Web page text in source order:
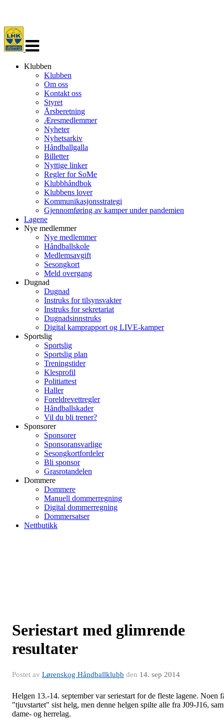
navigasjon
Klubben
Klubben
Om oss
Kontakt oss
Styret
Årsberetning
Æresmedlemmer
Nyheter
Nyhetsarkiv
Håndballgalla
Billetter
Nyttige linker
Regler for SoMe
Klubbhåndbok
Klubbens lover
Kommunikasjonsstrategi
Gjennomføring av kamper under pandemien
Lagene
Nye medlemmer
Nye medlemmer
Håndballskole
Medlemsavgift
Sesongkort
Meld overgang
Dugnad
Dugnad
Instruks for tilsynsvakter
Instruks for sekretariat
Dugnadsinnstruks
Digital kamprapport og LIVE-kamper
Sportslig
Sportslig
Sportslig plan
Treningstider
Klesprofil
Politiattest
Haller
Foreldrevettregler
Håndballskader
Vil du bli trener?
Sponsorer
Sponsorer
Sponsoransvarlige
Sesongkortfordeler
Bli sponsor
Grasrotandelen
Dommere
Dommere
Manuell dommerregning
Digital dommerregning
Dommersatser
Nettbutikk
Seriestart med glimrende
resultater
Postet av Lørenskog Håndballklubb den 14. sep 2014
Helgen 13.-14. september var seriestart for de fleste lagene. Noen
"tjuvstartet" sist helg, men denne helgen spilte alle fra J09-J16,
dame- og herrelag.